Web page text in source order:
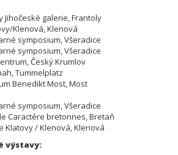
Jihočeské galerie, Frantoly
Klenová, Klenová
symposium, Všeradice
symposium, Všeradice
Český Krumlov
Tummelplatz
Benedikt Most, Most
symposium, Všeradice
Caractére bretonnes, Bretaň
Klatovy / Klenová, Klenová
výstavy: